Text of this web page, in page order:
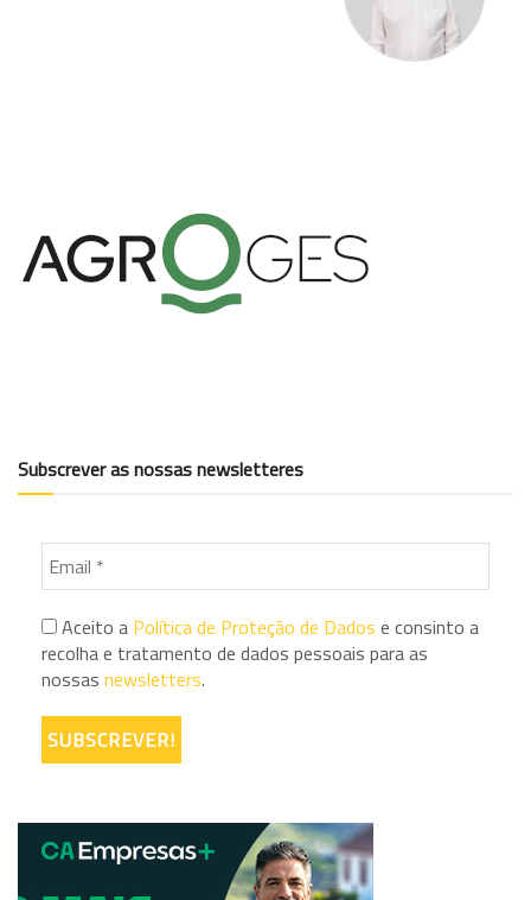
Subscrever as nossas newsletteres
Aceito a Política de Proteção de Dados e consinto a
recolha e tratamento de dados pessoais para as
nossas newsletters.